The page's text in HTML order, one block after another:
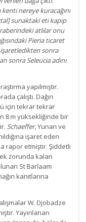
nereye kuracağını
sunaktaki eti kapıp
atlılar onu
Pieria ticaret
işaretledikten sonra
sonra Seleucia adını
yapılmıştır.
çalıştı. Dağın
için tekrar tekrar
8 m yüksekliğinde bir
Schaeffer, Yunan ve
işaret eden
rapor etmiştir. Şiddetli
zorunda kalan
St Barlaam
kanıtlarına
W. Djobadze
Yayınlanan